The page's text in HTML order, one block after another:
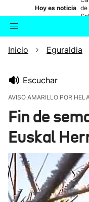
Hoy es noticia de
Buscador
Inicio Eguraldia
Escuchar
AVISO AMARILLO POR
Fin de
Euskal